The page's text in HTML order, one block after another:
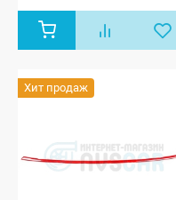
ФЛ Драйв
Актив седан,
Лада Гранта
Хит продаж